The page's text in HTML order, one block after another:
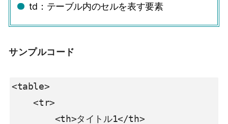
td：テーブル内のセルを表す要素
サンプルコード
<table>
    <tr>